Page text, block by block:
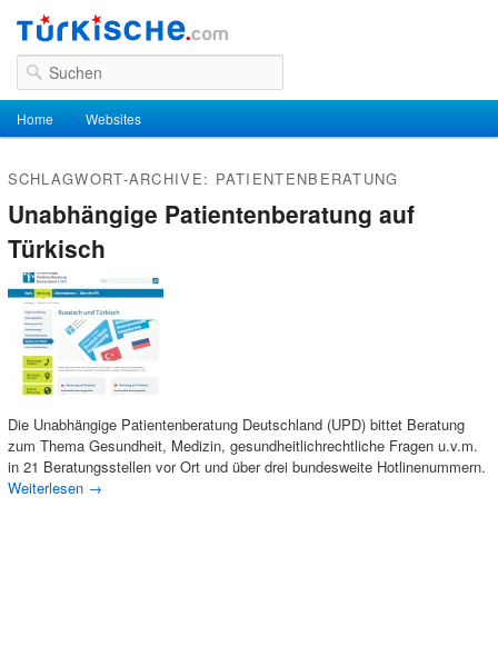
Suchen
Hauptmenü
Zum Inhalt wechseln
Zum sekundären Inhalt wechseln
Home Websites
SCHLAGWORT-ARCHIVE: PATIENTENBERATUNG
Unabhängige Patientenberatung auf
Türkisch
Die Unabhängige Patientenberatung Deutschland (UPD) bittet Beratung
zum Thema Gesundheit, Medizin, gesundheitlichrechtliche Fragen u.v.m.
in 21 Beratungsstellen vor Ort und über drei bundesweite Hotlinenummern.
Weiterlesen →